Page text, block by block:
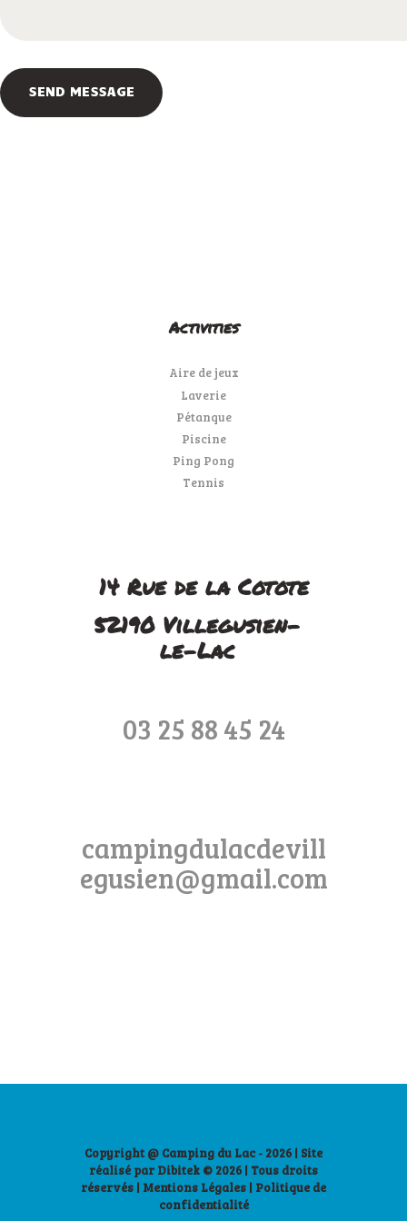
Activities
Aire de jeux
Laverie
Pétanque
Piscine
Ping Pong
Tennis
14 Rue de la Cotote
52190 Villegusien-
le-Lac
03 25 88 45 24
campingdulacdevill
egusien@gmail.com
Copyright @ Camping du Lac - 2026 | Site
réalisé par Dibitek © 2026 | Tous droits
réservés | Mentions Légales | Politique de
confidentialité